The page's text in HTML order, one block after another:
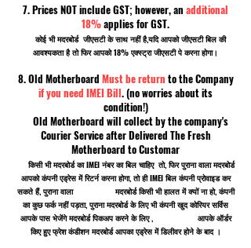
7. Prices NOT include GST; however, an additional
18%applies for GST.
कोई भी मदरबोर्ड जीएसटी के साथ नहीं है,यदि आपको जीएसटी बिल की
आवश्यकता है तो फिर आपको 18% एक्स्ट्रा जीएसटी पे करना होगा।
8. Old Motherboard Must be return to the Company
if you need IMEI Bill. (no worries about its
condition!)
Old Motherboard will collect by the company's
Courier Service after Delivered The Fresh
Motherboard to Customar
किसी भी मदरबोर्ड का IMEI नंबर का बिल चाहिए तो, फिर पुराना वाला मदरबोर्ड
आपको कंपनी एड्रेस में रिटर्न करना होगा, तो ही IMEI बिल कंपनी प्रोवाइड कर
सकते हैं, पुराना वाला मदरबोर्ड किसी भी हालत में क्यों ना हो, कंपनी
का कुछ फर्क नहीं पड़ता, पुराना मदरबोर्ड के लिए भी कंपनी खुद कोरियर सर्विस
आपके पास भेजेंगे मदरबोर्ड पिकअप करने के लिए , आपके ऑर्डर
किए हुए फ्रेश कंडीशन मदरबोर्ड आपका एड्रेस में डिलीवर होने के बाद ।